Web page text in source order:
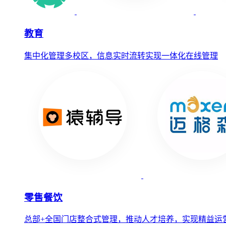
教育
集中化管理多校区，信息实时流转实现一体化在线管理
零售餐饮
总部+全国门店整合式管理，推动人才培养，实现精益运